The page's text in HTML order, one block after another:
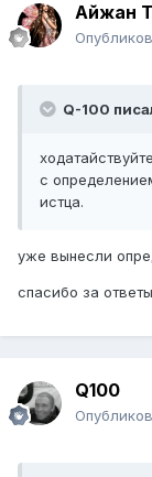
Айжан
Q-100
с
истца.
уже вынесли
спасибо за ответы
Q100